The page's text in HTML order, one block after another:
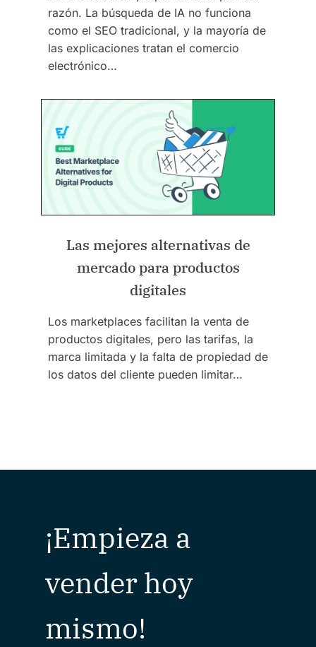
razón. La búsqueda de IA no funciona
como el SEO tradicional, y la mayoría de
las explicaciones tratan el comercio
electrónico…
Las mejores alternativas de
mercado para productos
digitales
Los marketplaces facilitan la venta de
productos digitales, pero las tarifas, la
marca limitada y la falta de propiedad de
los datos del cliente pueden limitar…
¡Empieza a
vender hoy
mismo!